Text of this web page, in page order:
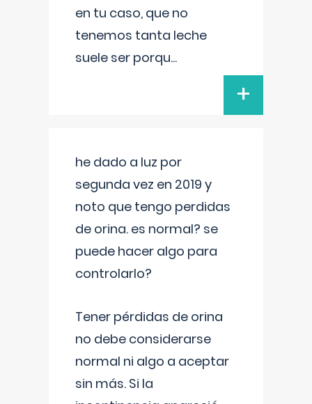
en tu caso, que no
tenemos tanta leche
suele ser porqu...
+
he dado a luz por
segunda vez en 2019 y
noto que tengo perdidas
de orina. es normal? se
puede hacer algo para
controlarlo?
Tener pérdidas de orina
no debe considerarse
normal ni algo a aceptar
sin más. Si la